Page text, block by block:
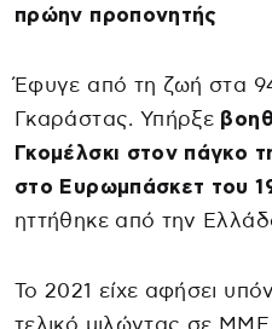
πρώην προπονητής
Έφυγε από τη ζωή στα
Γκαράστας. Υπήρξε
Γκομέλσκι στον πάγκο
στο Ευρωμπάσκετ του
ηττήθηκε από την
Το 2021 είχε αφήσει
τελικό μιλώντας σε ΜΜΕ